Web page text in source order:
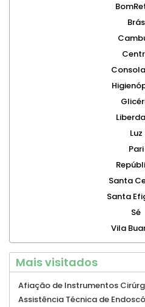
Brás
Luz
Pari
Santa
Santa
Sé
Vila
Mais visitados
Afiação de Instrumentos
Assistência Técnica de